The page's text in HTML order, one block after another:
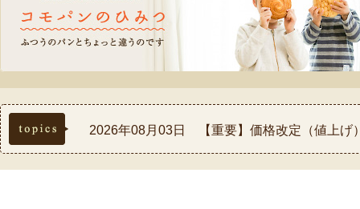
topics
2026年08月03日 【重要】価格改定（値上げ
2026年07月30日 【重要】熊本県熊本地方を
2026年07月17日 ◆お盆休み中の配送スケジ